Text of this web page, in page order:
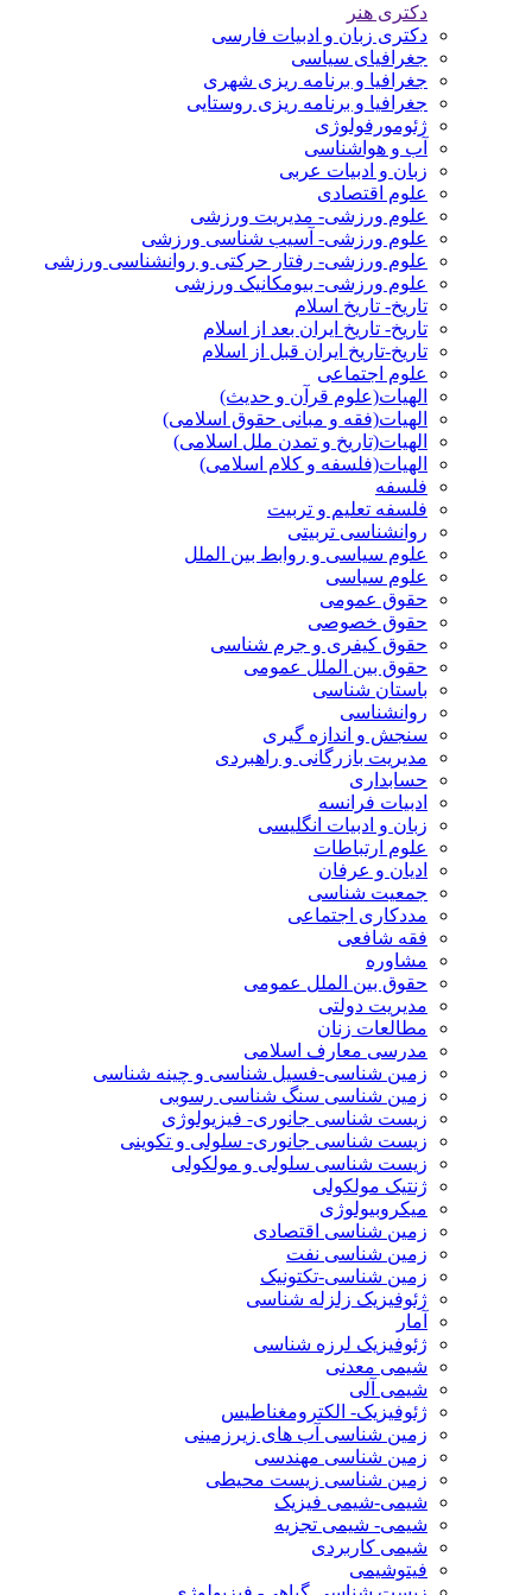
دکتری هنر
دکتری زبان و ادبیات فارسی
جغرافیای سیاسی
جغرافیا و برنامه ریزی شهری
جغرافیا و برنامه ریزی روستایی
ژئومورفولوژی
آب و هواشناسی
زبان و ادبیات عربی
علوم اقتصادی
علوم ورزشی- مدیریت ورزشی
علوم ورزشی- آسیب شناسی ورزشی
علوم ورزشی- رفتار حرکتی و روانشناسی ورزشی
علوم ورزشی- بیومکانیک ورزشی
تاریخ- تاریخ اسلام
تاریخ- تاریخ ایران بعد از اسلام
تاریخ-تاریخ ایران قبل از اسلام
علوم اجتماعی
الهیات(علوم قرآن و حدیث)
الهیات(فقه و مبانی حقوق اسلامی)
الهیات(تاریخ و تمدن ملل اسلامی)
الهیات(فلسفه و کلام اسلامی)
فلسفه
فلسفه تعلیم و تربیت
روانشناسی تربیتی
علوم سیاسی و روابط بین الملل
علوم سیاسی
حقوق عمومی
حقوق خصوصی
حقوق کیفری و جرم شناسی
حقوق بین الملل عمومی
باستان شناسی
روانشناسی
سنجش و اندازه گیری
مدیریت بازرگانی و راهبردی
حسابداری
ادبیات فرانسه
زبان و ادبیات انگلیسی
علوم ارتباطات
ادیان و عرفان
جمعیت شناسی
مددکاری اجتماعی
فقه شافعی
مشاوره
حقوق بین الملل عمومی
مدیریت دولتی
مطالعات زنان
مدرسی معارف اسلامی
زمین شناسی-فسیل شناسی و چینه شناسی
زمین شناسی سنگ شناسی رسوبی
زیست شناسی جانوری- فیزیولوژی
زیست شناسی جانوری- سلولی و تکوینی
زیست شناسی سلولی و مولکولی
ژنتیک مولکولی
میکروبیولوژی
زمین شناسی اقتصادی
زمین شناسی نفت
زمین شناسی-تکتونیک
ژئوفیزیک زلزله شناسی
آمار
ژئوفیزیک لرزه شناسی
شیمی معدنی
شیمی آلی
ژئوفیزیک- الکترومغناطیس
زمین شناسی آب های زیرزمینی
زمین شناسی مهندسی
زمین شناسی زیست محیطی
شیمی-شیمی فیزیک
شیمی- شیمی تجزیه
شیمی کاربردی
فیتوشیمی